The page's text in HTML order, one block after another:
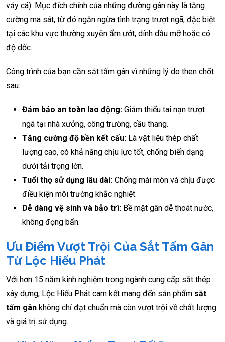
vảy cá). Mục đích chính của những đường gân này là tăng
cường ma sát, từ đó ngăn ngừa tình trạng trượt ngã, đặc biệt
tại các khu vực thường xuyên ẩm ướt, dính dầu mỡ hoặc có
độ dốc.
Công trình của bạn cần sắt tấm gân vì những lý do then chốt
sau:
Đảm bảo an toàn lao động: Giảm thiểu tai nạn trượt
ngã tại nhà xưởng, công trường, cầu thang.
Tăng cường độ bền kết cấu: Là vật liệu thép chất
lượng cao, có khả năng chịu lực tốt, chống biến dạng
dưới tải trọng lớn.
Tuổi thọ sử dụng lâu dài: Chống mài mòn và chịu được
điều kiện môi trường khắc nghiệt.
Dễ dàng vệ sinh và bảo trì: Bề mặt gân dễ thoát nước,
không đọng bẩn.
Ưu Điểm Vượt Trội Của Sắt Tấm Gân
Từ Lộc Hiếu Phát
Với hơn 15 năm kinh nghiệm trong ngành cung cấp sắt thép
xây dựng, Lộc Hiếu Phát cam kết mang đến sản phẩm sắt
tấm gân không chỉ đạt chuẩn mà còn vượt trội về chất lượng
và giá trị sử dụng.